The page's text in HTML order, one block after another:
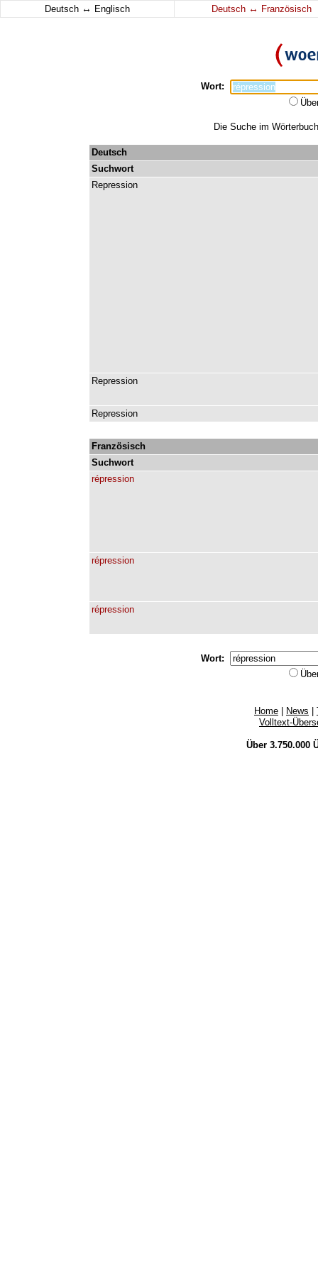
Deutsch ↔ Englisch Deutsch ↔ Französisch
Wort:
Die Suche im
Deutsch
Suchwort
Repression
Repression
Repression
Französisch
Suchwort
répression
répression
répression
Wort:
Home News
Volltext-
Über 3.750.000